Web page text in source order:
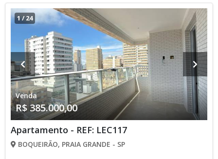
1/24
Venda
R$ 385.000,00
Apartamento - REF: LEC117
BOQUEIRÃO, PRAIA GRANDE - SP